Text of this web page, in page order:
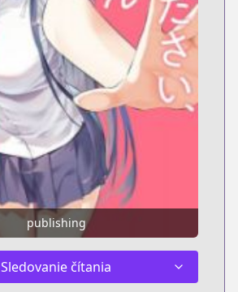
publishing
Sledovanie čítania